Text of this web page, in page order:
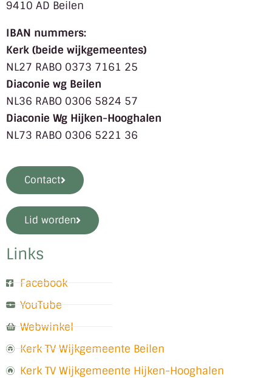
9410 AD Beilen
IBAN nummers:
Kerk (beide wijkgemeentes)
NL27 RABO 0373 7161 25
Diaconie wg Beilen
NL36 RABO 0306 5824 57
Diaconie Wg Hijken-Hooghalen
NL73 RABO 0306 5221 36
Contact
Lid worden
Links
Facebook
YouTube
Webwinkel
Kerk TV Wijkgemeente Beilen
Kerk TV Wijkgemeente Hijken-Hooghalen